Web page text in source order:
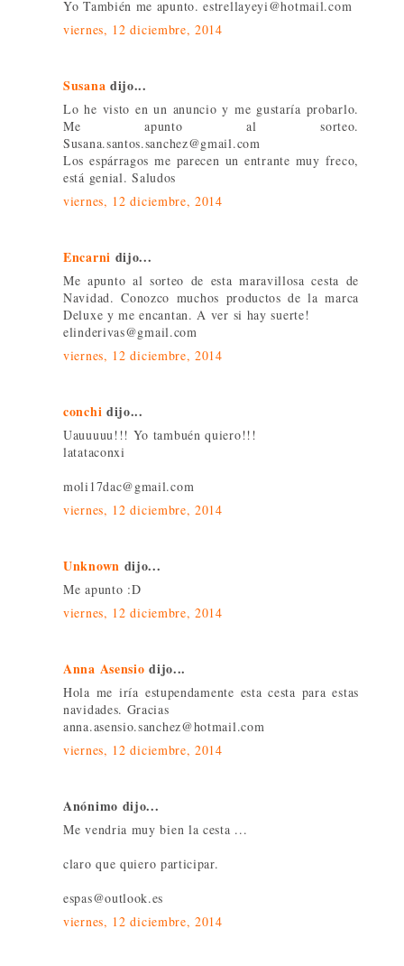
Yo También me apunto. estrellayeyi@hotmail.com
viernes, 12 diciembre, 2014
Susana dijo...
Lo he visto en un anuncio y me gustaría probarlo.
Me apunto al sorteo.
Susana.santos.sanchez@gmail.com
Los espárragos me parecen un entrante muy freco,
está genial. Saludos
viernes, 12 diciembre, 2014
Encarni dijo...
Me apunto al sorteo de esta maravillosa cesta de
Navidad. Conozco muchos productos de la marca
Deluxe y me encantan. A ver si hay suerte!
elinderivas@gmail.com
viernes, 12 diciembre, 2014
conchi dijo...
Uauuuuu!!! Yo tambuén quiero!!!
latataconxi
moli17dac@gmail.com
viernes, 12 diciembre, 2014
Unknown dijo...
Me apunto :D
viernes, 12 diciembre, 2014
Anna Asensio dijo...
Hola me iría estupendamente esta cesta para estas
navidades. Gracias
anna.asensio.sanchez@hotmail.com
viernes, 12 diciembre, 2014
Anónimo dijo...
Me vendria muy bien la cesta ...
claro que quiero participar.
espas@outlook.es
viernes, 12 diciembre, 2014